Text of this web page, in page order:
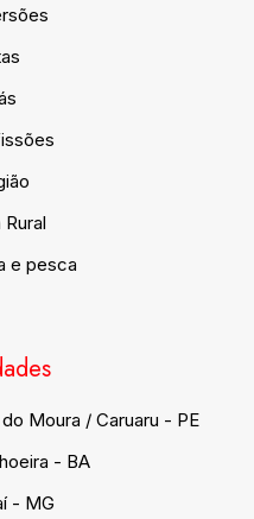
Rural
e pesca
Moura / Caruaru - PE
- BA
- MG